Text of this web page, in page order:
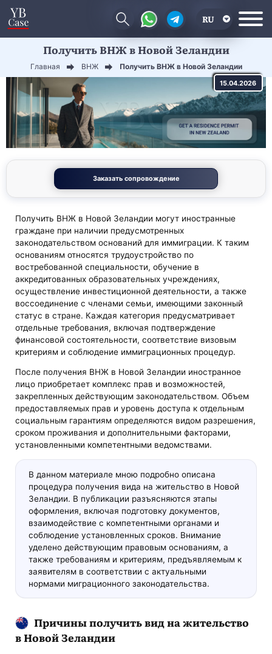
RU
CN
Получить ВНЖ в Новой Зеландии
Главная ВНЖ Получить ВНЖ в Новой Зеландии
15.04.2026
Заказать сопровождение
Получить ВНЖ в Новой Зеландии могут иностранные
граждане при наличии предусмотренных
законодательством оснований для иммиграции. К таким
основаниям относятся трудоустройство по
востребованной специальности, обучение в
аккредитованных образовательных учреждениях,
осуществление инвестиционной деятельности, а также
воссоединение с членами семьи, имеющими законный
статус в стране. Каждая категория предусматривает
отдельные требования, включая подтверждение
финансовой состоятельности, соответствие визовым
критериям и соблюдение иммиграционных процедур.
После получения ВНЖ в Новой Зеландии иностранное
лицо приобретает комплекс прав и возможностей,
закрепленных действующим законодательством. Объем
предоставляемых прав и уровень доступа к отдельным
социальным гарантиям определяются видом разрешения,
сроком проживания и дополнительными факторами,
установленными компетентными ведомствами.
В данном материале мною подробно описана
процедура получения вида на жительство в Новой
Зеландии. В публикации разъясняются этапы
оформления, включая подготовку документов,
взаимодействие с компетентными органами и
соблюдение установленных сроков. Внимание
уделено действующим правовым основаниям, а
также требованиям и критериям, предъявляемым к
заявителям в соответствии с актуальными
нормами миграционного законодательства.
Причины получить вид на жительство
в Новой Зеландии